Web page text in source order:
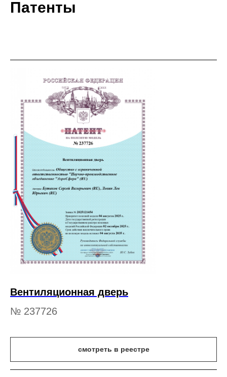
Патенты
Вентиляционная дверь
№ 237726
смотреть в реестре